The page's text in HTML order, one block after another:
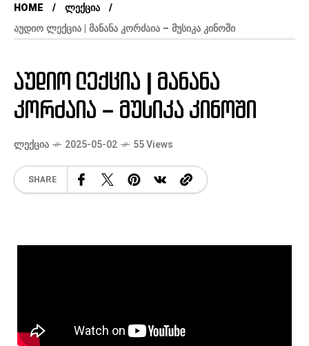
HOME
ᲚᲔᲥᲪᲘᲐ
ᲐᲣᲓᲘᲝ ᲚᲔᲥᲪᲘᲐ | ᲛᲐᲜᲐᲜᲐ ᲙᲝᲠᲫᲐᲘᲐ – ᲛᲣᲡᲘᲙᲐ ᲙᲘᲜᲝᲨᲘ
აუდიო ლექცია | მანანა
კორძაია – მუსიკა კინოში
ᲚᲔᲥᲪᲘᲐ 2025-05-02 55 Views
SHARE